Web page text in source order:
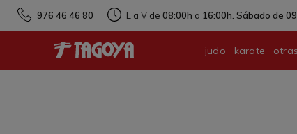
976 46 46 80 L a V de 08:00h a 16:00h. Sábado de
judo karate